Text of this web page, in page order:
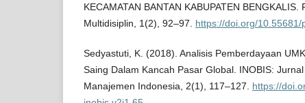
KECAMATAN BANTAN KABUPATEN
Multidisiplin, 1(2), 92–97. https://doi.org/10.55681/
Sedyastuti, K. (2018). Analisis Pemberdayaan
Saing Dalam Kancah Pasar Global. INOBIS:
Manajemen Indonesia, 2(1), 117–127. https://